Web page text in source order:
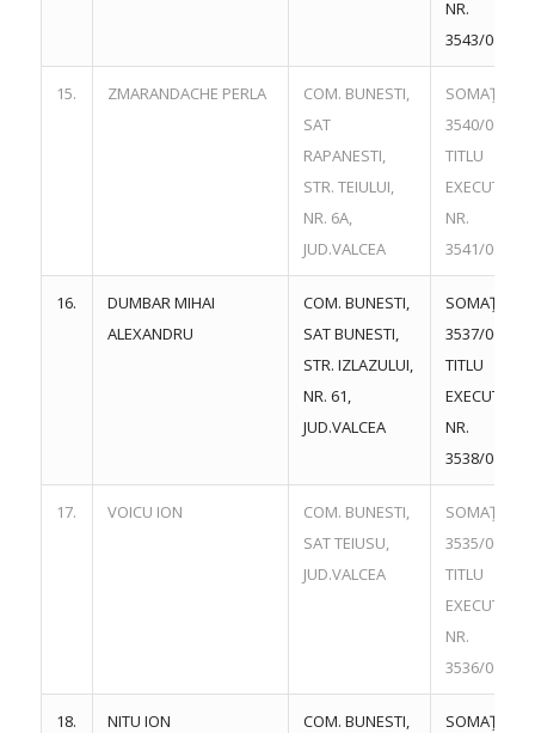
NR.
3543/
15. ZMARANDACHE PERLA
COM. BUNESTI,
SAT
RAPANESTI,
STR. TEIULUI,
NR. 6A,
JUD.VALCEA
SOMAŢIE
3540/
TITLU
EXECUTORIU
NR.
3541/
16.
DUMBAR MIHAI
ALEXANDRU
COM. BUNESTI,
SAT BUNESTI,
STR. IZLAZULUI,
NR. 61,
JUD.VALCEA
SOMAŢIE
3537/
TITLU
EXECUTORIU
NR.
3538/
17. VOICU ION
COM. BUNESTI,
SAT TEIUSU,
JUD.VALCEA
SOMAŢIE
3535/
TITLU
EXECUTORIU
NR.
3536/
18. NITU ION
COM. BUNESTI,
SOMAŢIE